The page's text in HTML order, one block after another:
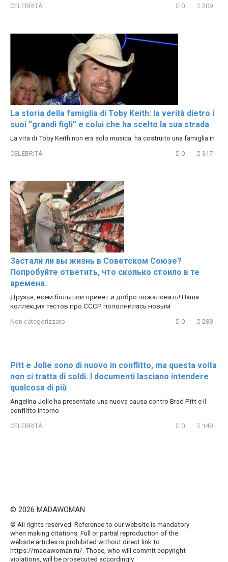
CELEBRITÀ 0 209
La storia della famiglia di Toby Keith: la verità dietro i
suoi “grandi figli” e colui che ha scelto la sua strada
La vita di Toby Keith non era solo musica: ha costruito una famiglia in
CELEBRITÀ 0 317
Застали ли вы жизнь в Советском Союзе?
Попробуйте ответить, что сколько стоило в те
времена.
Друзья, всем большой привет и добро пожаловать! Наша
коллекция тестов про СССР пополнилась новым
Non categorizzato 0 288
Pitt e Jolie sono di nuovo in conflitto, ma questa volta
non si tratta di soldi. I documenti lasciano intendere
qualcosa di più
Angelina Jolie ha presentato una nuova causa contro Brad Pitt e il
conflitto intorno
CELEBRITÀ 0 149
© 2026 MADAWOMAN
© All rights reserved. Reference to our website is mandatory
when making citations. Full or partial reproduction of the
website articles is prohibited without direct link to
https://madawoman.ru/. Those, who will commit copyright
violations, will be prosecuted accordingly.